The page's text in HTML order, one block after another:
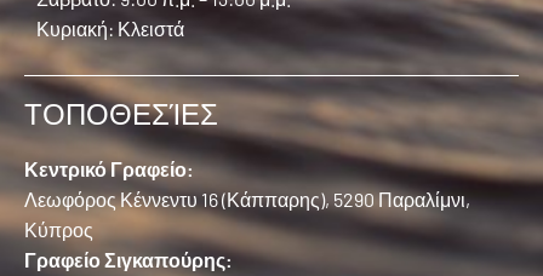
Κυριακή: Κλειστά
ΤΟΠΟΘΕΣΊΕΣ
Κεντρικό Γραφείο:
Λεωφόρος Κέννεντυ 16 (Κάππαρης), 5290 Παραλίμνι,
Κύπρος
Γραφείο Σιγκαπούρης: